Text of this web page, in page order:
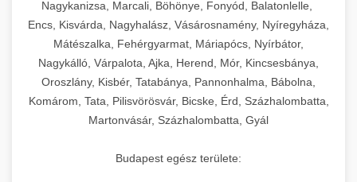
Ipari sütők és gőzpárolók katalógusa -
chef-iparikonyhagepek.hu
berendezések
használatot, miközben megfelel az összes
higiéniai előírásnak.
Ipari hűtőberendezések széles
választéka - chef-iparikonyhagepek.hu
kereskedelmi hűtőegység és hűtőkamra rendszerek
hőmérsékletet és vízminőséget figyelő
rendszerekkel, valamint energiatakarékos
technológiával rendelkeznek. A rozsdamentes
acél konstrukció és a könnyen hozzáférhető
karbantartási pontok biztosítják a hosszú
élettartamot és az egyszerű üzemeltetést.
Ipari mosogatógépek teljes kínálata -
tisztíthatók, szétszerelhetők és karbantarthatók,
megfelelnek az összes élelmiszer-biztonsági
előírásnak. Különböző teljesítményű modellek
állnak rendelkezésre asztali és állványos
kivitelben, az egyedi igények és a
feldolgozandó mennyiségek függvényében.
Biztonságos kezelést biztosító védőburkolatok
számára.
berendezést magában foglal, amely szükséges
egy modern, hatékonyan működő
kereskedelmi konyha komplett felszereléséhez
és működtetéséhez. Az alapvető
főzőberendezésektől (tűzhelyek, sütők,
grillsütők, frittőzök) kezdve a speciális
feldolgozógépeken (szeletelők, aprítók,
Nagykanizsa, Marcali, Böhönye, Fonyód, Balatonlelle,
Encs, Kisvárda, Nagyhalász, Vásárosnamény, Nyíregyháza,
Mátészalka, Fehérgyarmat, Máriapócs, Nyírbátor,
Nagykálló, Várpalota, Ajka, Herend, Mór, Kincsesbánya,
Oroszlány, Kisbér, Tatabánya, Pannonhalma, Bábolna,
Komárom, Tata, Pilisvörösvár, Bicske, Érd, Százhalombatta,
Martonvásár, Százhalombatta, Gyál
Budapest egész területe: